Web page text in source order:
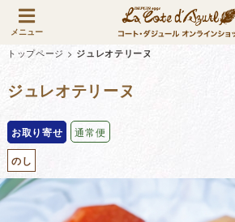
メニュー
トップページ > ジュレオテリーヌ
ジュレオテリーヌ
お取り寄せ 通常便
のし